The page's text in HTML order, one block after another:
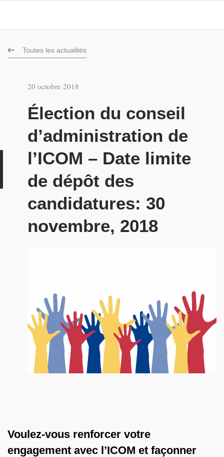
Toutes les actualités
20 octobre 2018
Élection du conseil
d’administration de
l’ICOM – Date limite
de dépôt des
candidatures: 30
novembre, 2018
Voulez-vous renforcer votre
engagement avec l’ICOM et façonner